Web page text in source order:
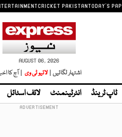
CRICKET PAKISTANTODAY'S
AUGUST 06, 2026
اشتہار لگائیں | لائیو ٹی وی | آج کا
ٹاپ ٹرینڈ انٹرٹینمنٹ لائف اسٹائل